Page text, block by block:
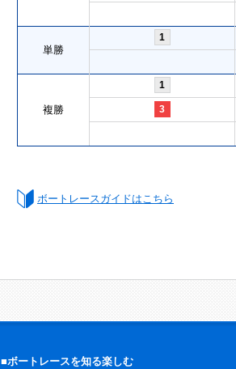
単勝
1
複勝
1
3
ボートレースガイドはこちら
■ボートレースを知る楽しむ